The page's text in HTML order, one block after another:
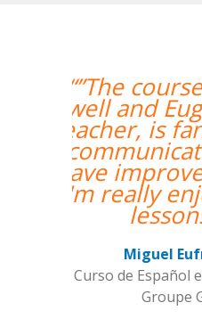
“”Me han
un
pude
clases de
Curso de